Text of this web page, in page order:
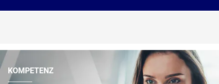
KOMPETENZ